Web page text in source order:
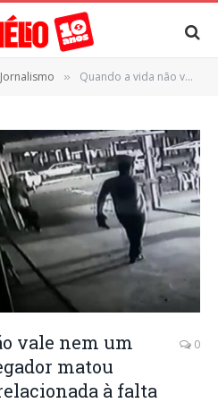
Jornalismo » Quando a vida não vale nem um tostão! Motoentregador matou colega por briga relacionada à falta no trabalho.
vale nem um
matou
à falta
0